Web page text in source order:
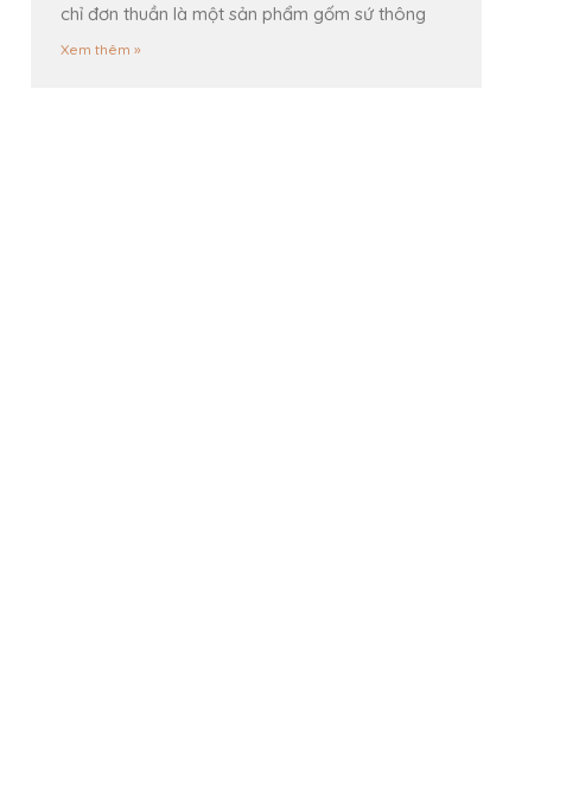
chỉ đơn thuần là một sản phẩm gốm sứ thông
Xem thêm »